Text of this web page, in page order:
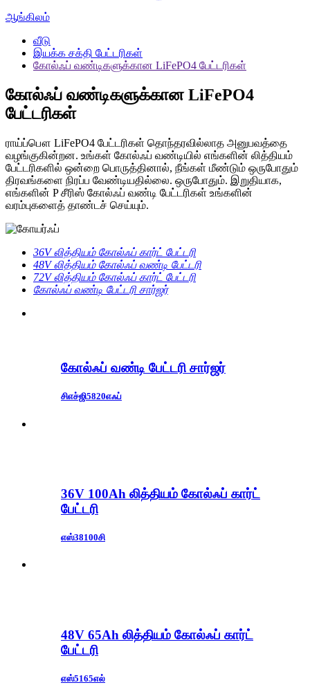
ஆங்கிலம்
வீடு
இயக்க சக்தி பேட்டரிகள்
கோல்ஃப் வண்டிகளுக்கான LiFePO4 பேட்டரிகள்
கோல்ஃப் வண்டிகளுக்கான LiFePO4
பேட்டரிகள்
ராய்ப்பௌ LiFePO4 பேட்டரிகள் தொந்தரவில்லாத அனுபவத்தை
வழங்குகின்றன. உங்கள் கோல்ஃப் வண்டியில் எங்களின் லித்தியம்
பேட்டரிகளில் ஒன்றை பொருத்தினால், நீங்கள் மீண்டும் ஒருபோதும்
திரவங்களை நிரப்ப வேண்டியதில்லை. ஒருபோதும். இறுதியாக,
எங்களின் P சீரிஸ் கோல்ஃப் வண்டி பேட்டரிகள் உங்களின்
வரம்புகளைத் தாண்டச் செய்யும்.
36V லித்தியம் கோல்ஃப் கார்ட் பேட்டரி
48V லித்தியம் கோல்ஃப் வண்டி பேட்டரி
72V லித்தியம் கோல்ஃப் கார்ட் பேட்டரி
கோல்ஃப் வண்டி பேட்டரி சார்ஜர்
கோல்ஃப் வண்டி பேட்டரி சார்ஜர்
சிஎச்ஜி5820எஃப்
36V 100Ah லித்தியம் கோல்ஃப் கார்ட்
பேட்டரி
எஸ்38100சி
48V 65Ah லித்தியம் கோல்ஃப் கார்ட்
பேட்டரி
எஸ்5165எல்